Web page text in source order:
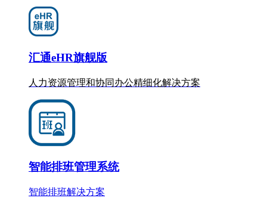
汇通eHR旗舰版
人力资源管理和协同办公精细化解决方案
智能排班管理系统
智能排班解决方案